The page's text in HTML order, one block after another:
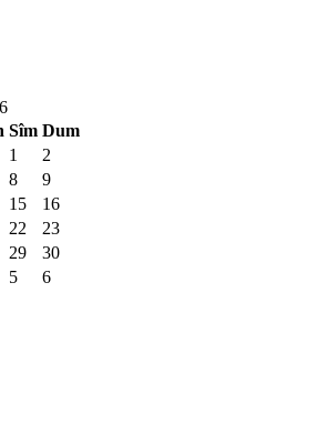
Sîm Dum
1
2
8
9
15
16
22
23
29
30
5 6